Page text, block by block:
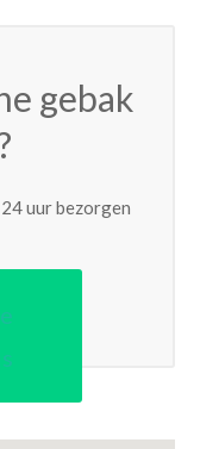
gebak
uur bezorgen